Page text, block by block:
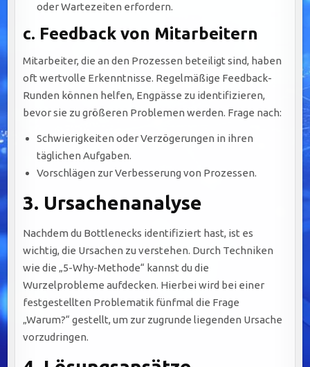
oder Wartezeiten erfordern.
c. Feedback von Mitarbeitern
Mitarbeiter, die an den Prozessen beteiligt sind, haben
oft wertvolle Erkenntnisse. Regelmäßige Feedback-
Runden können helfen, Engpässe zu identifizieren,
bevor sie zu größeren Problemen werden. Frage nach:
Schwierigkeiten oder Verzögerungen in ihren
täglichen Aufgaben.
Vorschlägen zur Verbesserung von Prozessen.
3. Ursachenanalyse
Nachdem du Bottlenecks identifiziert hast, ist es
wichtig, die Ursachen zu verstehen. Durch Techniken
wie die „5-Why-Methode“ kannst du die
Wurzelprobleme aufdecken. Hierbei wird bei einer
festgestellten Problematik fünfmal die Frage
„Warum?“ gestellt, um zur zugrunde liegenden Ursache
vorzudringen.